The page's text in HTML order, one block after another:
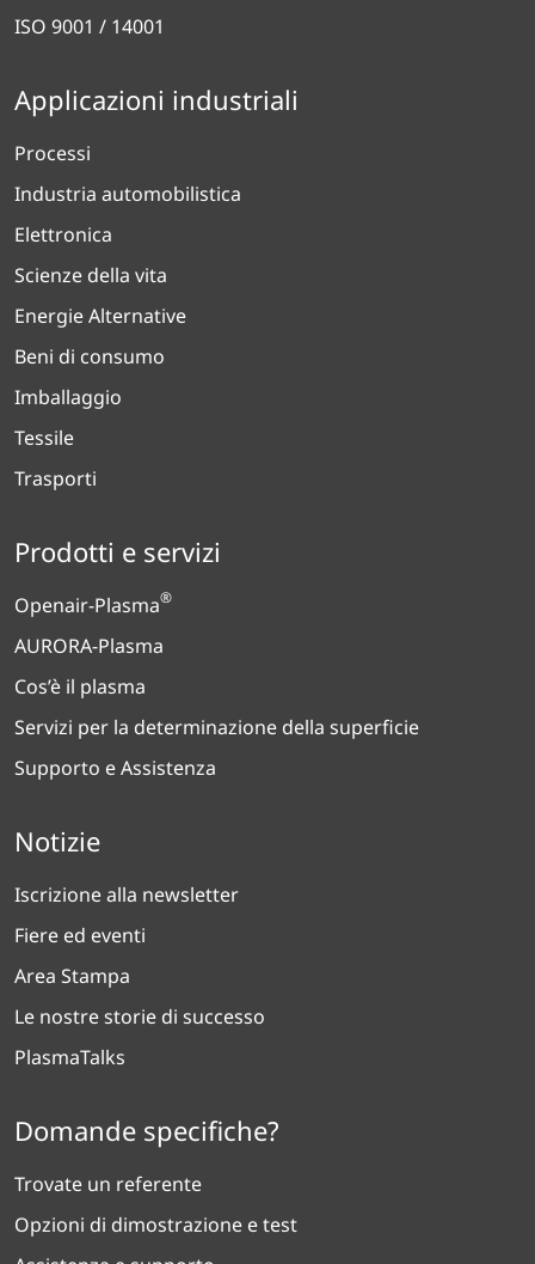
ISO 9001 / 14001
Applicazioni industriali
Processi
Industria automobilistica
Elettronica
Scienze della vita
Energie Alternative
Beni di consumo
Imballaggio
Tessile
Trasporti
Prodotti e servizi
Openair-Plasma®
AURORA-Plasma
Cos’è il plasma
Servizi per la determinazione della superficie
Supporto e Assistenza
Notizie
Iscrizione alla newsletter
Fiere ed eventi
Area Stampa
Le nostre storie di successo
PlasmaTalks
Domande specifiche?
Trovate un referente
Opzioni di dimostrazione e test